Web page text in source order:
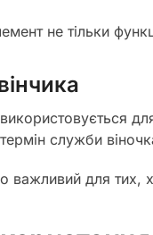
не тільки
служби
для тих,